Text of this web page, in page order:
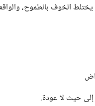
الخوف بالطموح،
حيث لا عودة.